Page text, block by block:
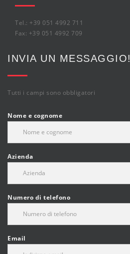
Tel.: +39 051 4992 711
Fax: +39 051 4992 709
INVIA UN MESSAGGIO!
Tutti i campi sono obbligatori
Nome e cognome
Azienda
Numero di telefono
Email